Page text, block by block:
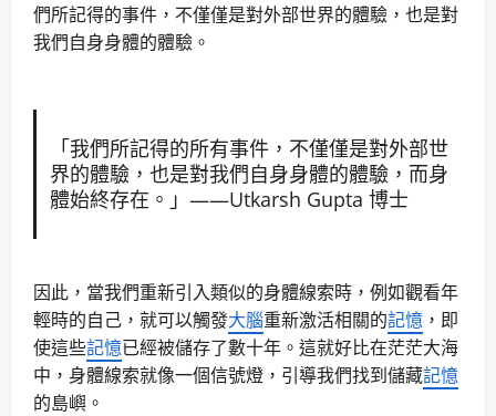
們所記得的事件，不僅僅是對外部世界的體驗，也是對
我們自身身體的體驗。
「我們所記得的所有事件，不僅僅是對外部世
界的體驗，也是對我們自身身體的體驗，而身
體始終存在。」——Utkarsh Gupta 博士
因此，當我們重新引入類似的身體線索時，例如觀看年
輕時的自己，就可以觸發大腦重新激活相關的記憶 ，即
使這些記憶已經被儲存了數十年。這就好比在茫茫大海
中，身體線索就像一個信號燈，引導我們找到儲藏記憶
的島嶼。